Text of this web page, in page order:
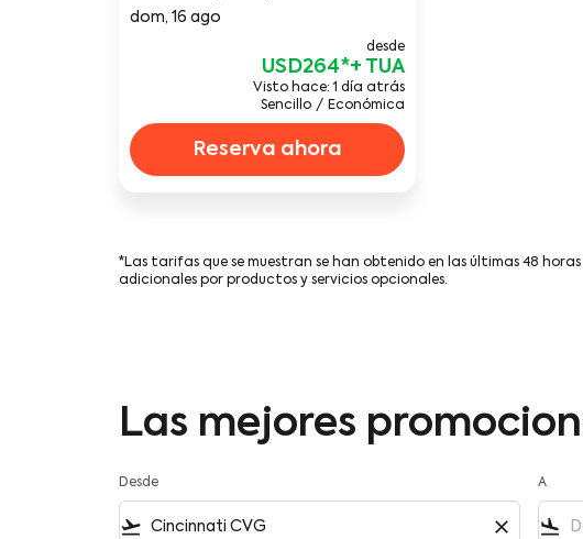
dom, 16 ago
desde
USD264*
Visto hace: 1 día atrás
Sencillo / Económica
Reserva ahora
*Las tarifas que se muestran se han obtenido en las últimas 48
adicionales por productos y servicios opcionales.
Las mejores
Desde
flight_takeoff close
A
flight_land